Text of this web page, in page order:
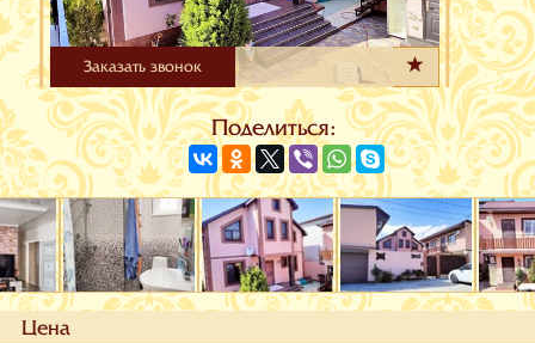
Заказать звонок
Поделиться:
Цена